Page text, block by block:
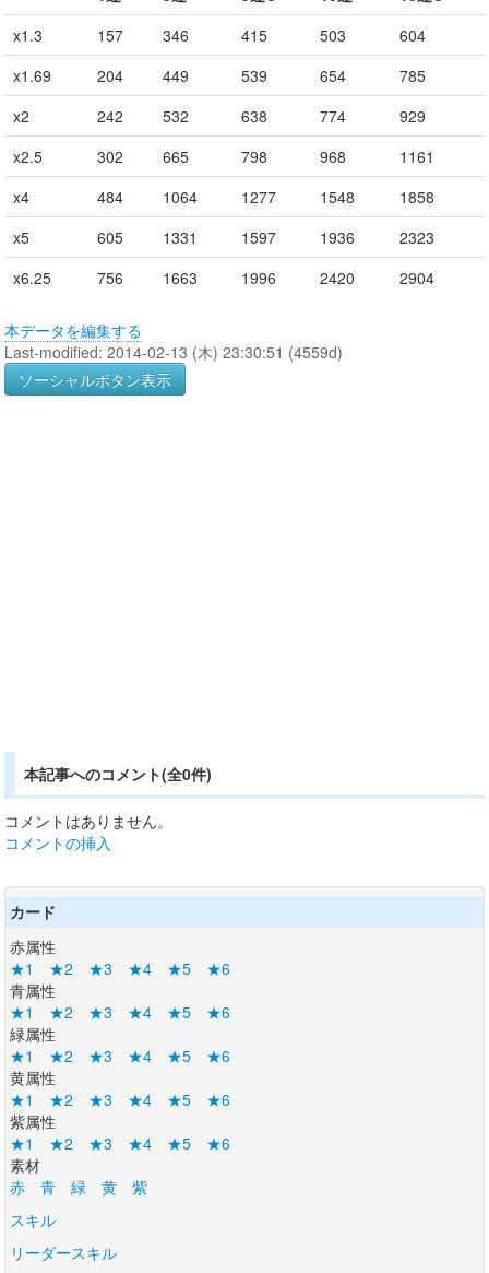
x1.3
157 346 415 503
604
x1.69
204 449 539 654
785
x2
242 532 638 774
929
x2.5
302 665 798 968
1161
x4
484 1064 1277 1548
1858
x5
605 1331 1597 1936
2323
x6.25
756 1663 1996 2420 2904
本データを編集する
Last-modified: 2014-02-13 (木) 23:30:51 (4559d)
ソーシャルボタン表示
本記事へのコメント(全0件)
コメントはありません。
コメントの挿入
カード
赤属性
★1
★2 ★3 ★4 ★5
★6
青属性
★1
★2 ★3 ★4 ★5
★6
緑属性
★1
★2 ★3 ★4 ★5
★6
黄属性
★1
★2 ★3 ★4 ★5
★6
紫属性
★1
★2 ★3 ★4 ★5
★6
素材
赤
青 緑 黄
紫
スキル
リーダースキル